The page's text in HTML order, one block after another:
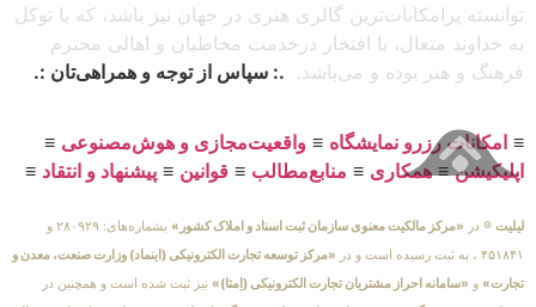
توانسته پرامکانات‌ترین گالری هنری در جهان نیز باشد، که با توکل
به خداوند متعال، با افتخار درخدمت مخاطبان و اهالی محترم
فرهنگ و هنر بوده و می‌باشد. .: سپاس از توجه و همراهی‌تان :.
≡ امکانات رزرو نمایشگاه ≡ واقعیت‌مجازی و هوش‌مصنوعی ≡
اپلیکیشن≡همکاری ≡ منابع‌مطالب ≡ قوانین ≡ پیشنهاد و انتقاد ≡
لیلیت ® در «مرکز مالکیت معنوی سازمان ثبت اسناد و املاک کشور»
بشماره‌های: ۲۸۰۹۲۹ و
۴۵۱۸۴۱ ، به ثبت رسیده است و در
«مرکز توسعه تجارت الکترونیکی (اینماد) وزارت صنعت، معدن و
تجارت» و «سامانه احراز مشتریان تجارت الکترونیکی (اِمتا)» نیز ثبت شده است و همچنین در